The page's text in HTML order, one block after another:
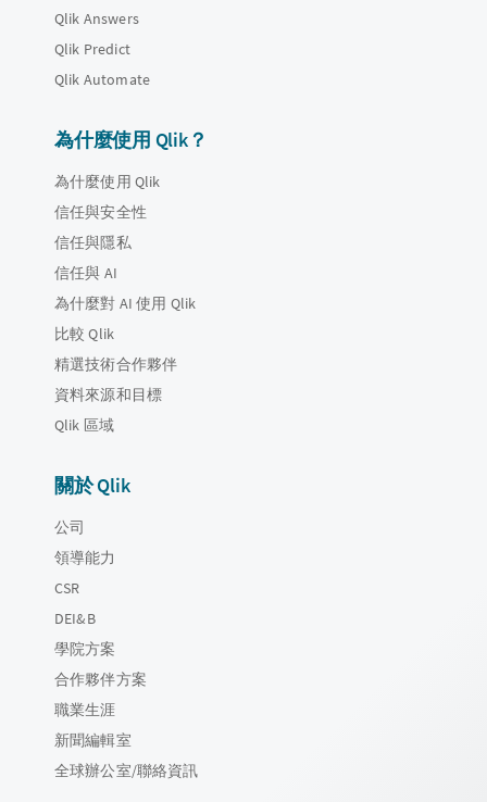
Qlik Answers
Qlik Predict
Qlik Automate
為什麼使用 Qlik？
為什麼使用 Qlik
信任與安全性
信任與隱私
信任與 AI
為什麼對 AI 使用 Qlik
比較 Qlik
精選技術合作夥伴
資料來源和目標
Qlik 區域
關於 Qlik
公司
領導能力
CSR
DEI&B
學院方案
合作夥伴方案
職業生涯
新聞編輯室
全球辦公室/聯絡資訊